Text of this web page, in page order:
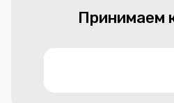
Принимаем